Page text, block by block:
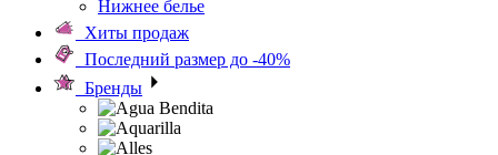
Нижнее белье
Хиты продаж
Последний размер до -40%
Бренды